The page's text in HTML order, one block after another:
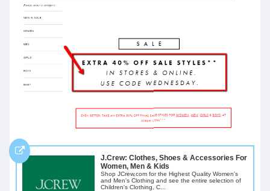
J.Crew: Clothes, Shoes & Accessories For
Women, Men & Kids
Shop JCrew.com for the Highest Quality Women's
and Men's Clothing and see the entire selection of
Children's Clothing, C...